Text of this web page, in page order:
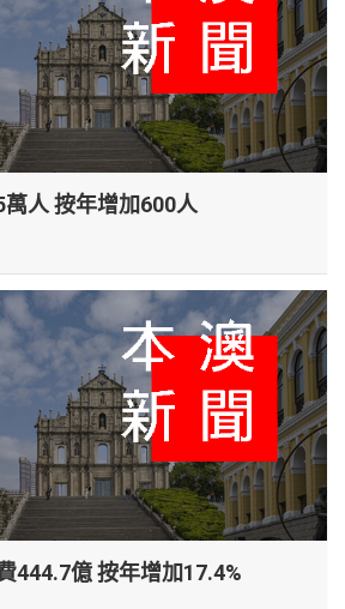
人 按年增加600人
444.7億 按年增加17.4%